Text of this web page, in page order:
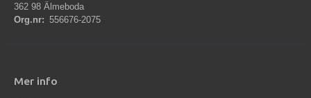
362 98 Älmeboda
Org.nr: 556676-2075
Mer info